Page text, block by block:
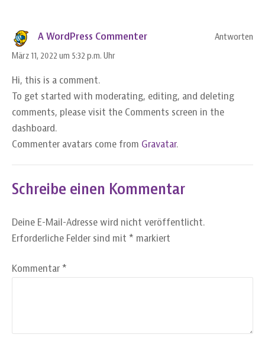
A WordPress Commenter
März 11, 2022 um 5:32 p.m. Uhr
Hi, this is a comment.
To get started with moderating, editing, and deleting
comments, please visit the Comments screen in the
dashboard.
Commenter avatars come from Gravatar.
Antworten
Schreibe einen Kommentar
Deine E-Mail-Adresse wird nicht veröffentlicht.
Erforderliche Felder sind mit * markiert
Kommentar *